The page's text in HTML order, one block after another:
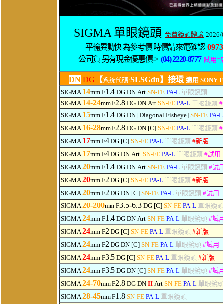
SIGMA 單眼鏡頭 免費鏡頭體驗 2026/
平輸異動快 為參考價 時價請來電確認
公司貨 另有現金優惠價->(04) 2220-8777 試用=
DN DG 【系統代碼:SLSGdn】接環 適用 SONY
SIGMA14mm F1.4 DG DN Art SN-FEPA-L單眼鏡頭
SIGMA14-24mm F2.8 DG DN Art SN-FEPA-L單眼鏡頭#
SIGMA15mm F1.4 DG DN [Diagonal Fisheye] SN-FEPA-L
SIGMA16-28mm F2.8 DG DN [C] SN-FEPA-L單眼鏡頭 #
SIGMA17mm F4 DG [C] SN-FEPA-L單眼鏡頭#新版
SIGMA17mm F4 DG DN Art SN-FEPA-L單眼鏡頭#試用
SIGMA20mm F1.4 DG DN Art SN-FEPA-L單眼鏡頭 #試
SIGMA20mm F2 DG [C] SN-FEPA-L單眼鏡頭#新版
SIGMA20mm F2 DG DN [C] SN-FEPA-L單眼鏡頭#試用
SIGMA20-200mm F3.5-6.3 DG [C] SN-FEPA-L單眼鏡
SIGMA24mm F1.4 DG DN Art SN-FEPA-L單眼鏡頭 #試
SIGMA24mm F2 DG [C] SN-FEPA-L單眼鏡頭#新版
SIGMA24mm F2 DG DN [C] SN-FEPA-L單眼鏡頭 #試用
SIGMA24mm F3.5 DG [C] SN-FEPA-L單眼鏡頭#新版
SIGMA24mm F3.5 DG DN [C] SN-FEPA-L單眼鏡頭 #試
SIGMA24-70mm F2.8 DG DN II Art SN-FEPA-L單眼鏡
SIGMA28-45mm F1.8 SN-FEPA-L單眼鏡頭